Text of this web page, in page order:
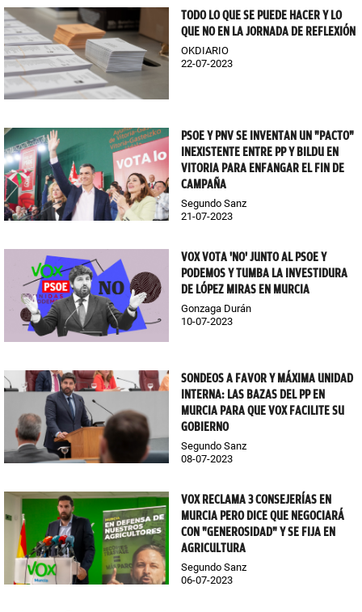
TODO LO QUE SE PUEDE HACER Y LO
QUE NO EN LA JORNADA DE REFLEXIÓN
OKDIARIO
22-07-2023
PSOE Y PNV SE INVENTAN UN "PACTO"
INEXISTENTE ENTRE PP Y BILDU EN
VITORIA PARA ENFANGAR EL FIN DE
CAMPAÑA
Segundo Sanz
21-07-2023
VOX VOTA 'NO' JUNTO AL PSOE Y
PODEMOS Y TUMBA LA INVESTIDURA
DE LÓPEZ MIRAS EN MURCIA
Gonzaga Durán
10-07-2023
SONDEOS A FAVOR Y MÁXIMA UNIDAD
INTERNA: LAS BAZAS DEL PP EN
MURCIA PARA QUE VOX FACILITE SU
GOBIERNO
Segundo Sanz
08-07-2023
VOX RECLAMA 3 CONSEJERÍAS EN
MURCIA PERO DICE QUE NEGOCIARÁ
CON "GENEROSIDAD" Y SE FIJA EN
AGRICULTURA
Segundo Sanz
06-07-2023